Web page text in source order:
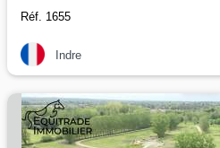
Réf. 1655
Indre